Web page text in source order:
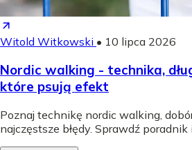
Witold Witkowski • 10 lipca 2026
Nordic walking - technika,
które psują efekt
Poznaj technikę nordic walking,
najczęstsze błędy. Sprawdź poradnik